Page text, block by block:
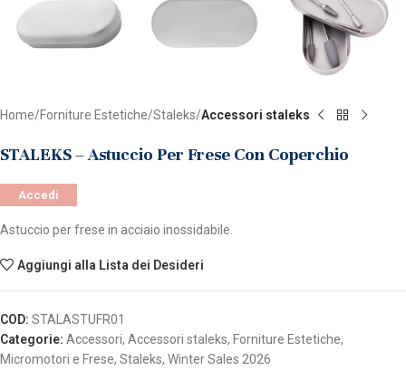
Home Forniture Estetiche Staleks Accessori staleks
STALEKS – Astuccio Per Frese Con Coperchio
Accedi
Astuccio per frese in acciaio inossidabile.
Aggiungi alla Lista dei Desideri
COD: STALASTUFR01
Categorie: Accessori, Accessori staleks, Forniture Estetiche,
Micromotori e Frese, Staleks, Winter Sales 2026